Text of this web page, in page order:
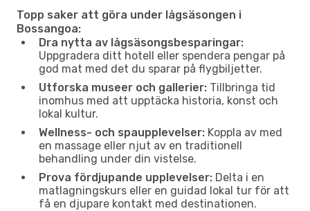
Topp saker att göra under lågsäsongen i
Bossangoa:
Dra nytta av lågsäsongsbesparingar:
Uppgradera ditt hotell eller spendera pengar på
god mat med det du sparar på flygbiljetter.
Utforska museer och gallerier: Tillbringa tid
inomhus med att upptäcka historia, konst och
lokal kultur.
Wellness- och spaupplevelser: Koppla av med
en massage eller njut av en traditionell
behandling under din vistelse.
Prova fördjupande upplevelser: Delta i en
matlagningskurs eller en guidad lokal tur för att
få en djupare kontakt med destinationen.